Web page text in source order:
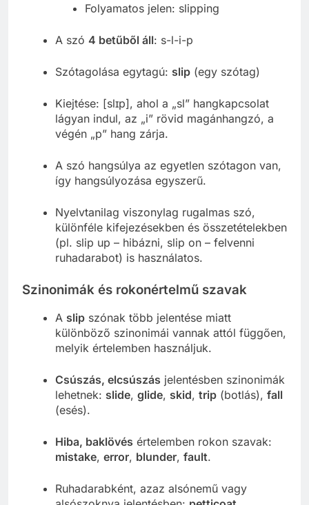
Folyamatos jelen: slipping
A szó 4 betűből áll: s-l-i-p
Szótagolása egytagú: slip (egy szótag)
Kiejtése: [slɪp], ahol a „sl” hangkapcsolat
lágyan indul, az „i” rövid magánhangzó, a
végén „p” hang zárja.
A szó hangsúlya az egyetlen szótagon van,
így hangsúlyozása egyszerű.
Nyelvtanilag viszonylag rugalmas szó,
különféle kifejezésekben és összetételekben
(pl. slip up – hibázni, slip on – felvenni
ruhadarabot) is használatos.
Szinonimák és rokonértelmű szavak
A slip szónak több jelentése miatt
különböző szinonimái vannak attól függően,
melyik értelemben használjuk.
Csúszás, elcsúszás jelentésben szinonimák
lehetnek: slide, glide, skid, trip (botlás), fall
(esés).
Hiba, baklövés értelemben rokon szavak:
mistake, error, blunder, fault.
Ruhadarabként, azaz alsónemű vagy